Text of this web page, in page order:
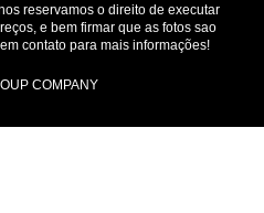
reservamos o direito de executar
e bem firmar que as fotos sao
contato para mais informações!
COMPANY